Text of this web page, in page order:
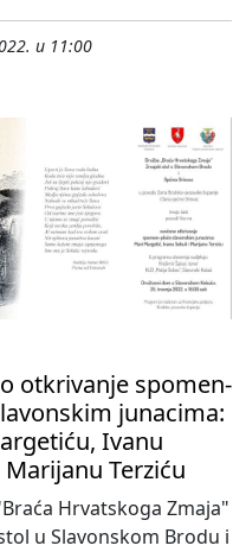
u 11:00
otkrivanje spomen-
junacima:
Ivanu
Marijanu Terziću
Hrvatskoga Zmaja"
u Slavonskom Brodu i